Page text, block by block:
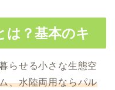
は？基本のキ
らせる小さな生態空
、水陸両用ならパル